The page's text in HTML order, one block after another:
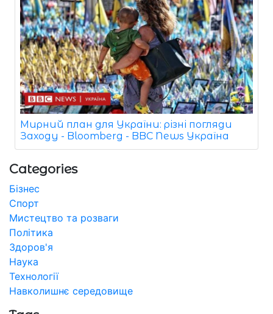
Мирний план для України: різні погляди
Заходу - Bloomberg - BBC News Україна
Categories
Бізнес
Спорт
Мистецтво та розваги
Політика
Здоров'я
Наука
Технології
Навколишнє середовище